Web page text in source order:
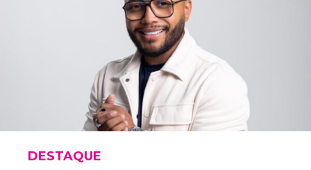
- SISTEMA BRASILEIRO DE TELEVISÃO
DESTAQUE